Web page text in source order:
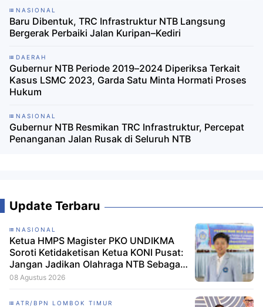
NASIONAL
Baru Dibentuk, TRC Infrastruktur NTB Langsung
Bergerak Perbaiki Jalan Kuripan–Kediri
DAERAH
Gubernur NTB Periode 2019–2024 Diperiksa Terkait
Kasus LSMC 2023, Garda Satu Minta Hormati Proses
Hukum
NASIONAL
Gubernur NTB Resmikan TRC Infrastruktur, Percepat
Penanganan Jalan Rusak di Seluruh NTB
Update Terbaru
NASIONAL
Ketua HMPS Magister PKO UNDIKMA
Soroti Ketidaketisan Ketua KONI Pusat:
Jangan Jadikan Olahraga NTB Sebagai
Arena Kepentingan Sesaat
08 Agustus 2026
ATR/BPN LOMBOK TIMUR